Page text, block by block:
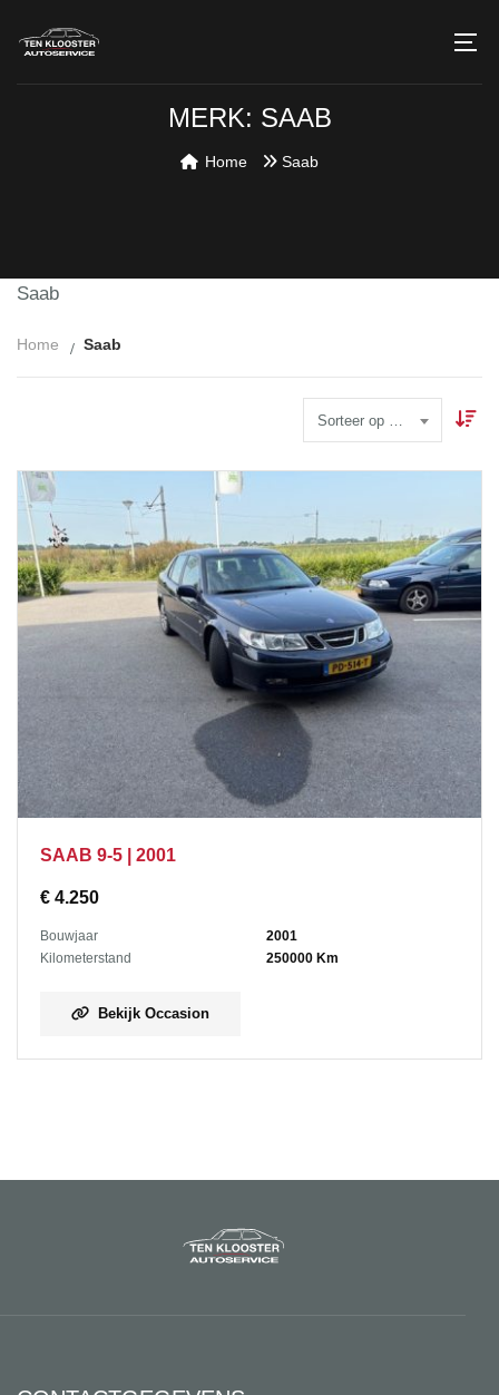
MERK: SAAB
Home Saab
Saab
Home Saab
Sorteer op Datum
SAAB 9-5 | 2001
€ 4.250
Bouwjaar
2001
Kilometerstand
250000 Km
Bekijk Occasion